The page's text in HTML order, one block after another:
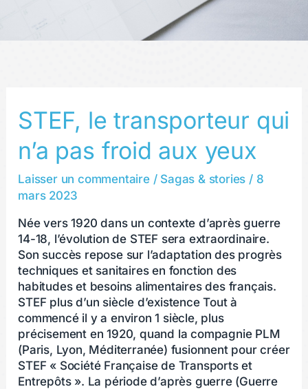
STEF, le transporteur qui
n’a pas froid aux yeux
Laisser un commentaire / Sagas & stories / 8
mars 2023
Née vers 1920 dans un contexte d’après guerre
14-18, l’évolution de STEF sera extraordinaire.
Son succès repose sur l’adaptation des progrès
techniques et sanitaires en fonction des
habitudes et besoins alimentaires des français.
STEF plus d’un siècle d’existence Tout à
commencé il y a environ 1 siècle, plus
précisement en 1920, quand la compagnie PLM
(Paris, Lyon, Méditerranée) fusionnent pour créer
STEF « Société Française de Transports et
Entrepôts ». La période d’après guerre (Guerre
STEF,
le
transporteur
qui
n’a
pas
aux
yeux